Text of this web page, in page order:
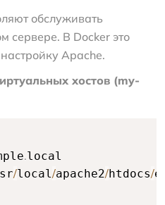
обслуживать
сервере. В Docker это
Apache.
хостов (my-
.local
/local/apache2/htdocs/